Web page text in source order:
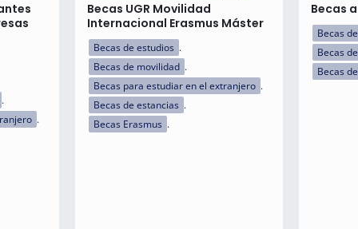
Becas UGR Movilidad
Internacional Erasmus Máster
Becas de estudios
Becas de movilidad
Becas para estudiar en el extranjero
Becas de estancias
Becas Erasmus
Becas
Becas
Becas
Becas